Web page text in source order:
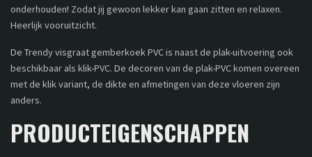
onderhouden! Zodat jij gewoon lekker kan gaan zitten en relaxen.
Heerlijk vooruitzicht.
De Trendy visgraat gemberkoek PVC is naast de plak-uitvoering ook
beschikbaar als klik-PVC. De decoren van de plak-PVC komen overeen
met de klik variant, de dikte en afmetingen van deze vloeren zijn
anders.
PRODUCTEIGENSCHAPPEN